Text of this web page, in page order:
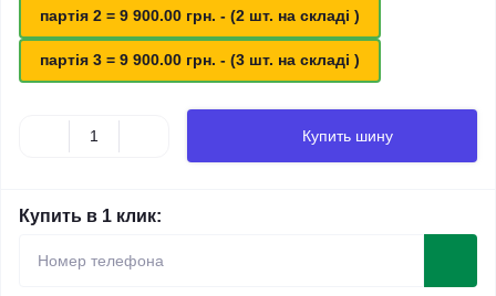
партія 2 = 9 900.00 грн. - (2 шт. на складі )
партія 3 = 9 900.00 грн. - (3 шт. на складі )
Купить шину
Купить в 1 клик: